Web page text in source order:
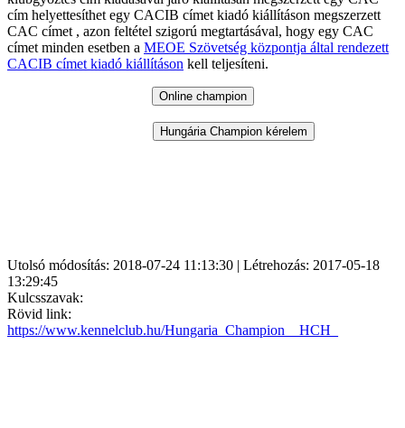
cím helyettesíthet egy CACIB címet kiadó kiállításon megszerzett
CAC címet , azon feltétel szigorú megtartásával, hogy egy CAC
címet minden esetben a MEOE Szövetség központja által rendezett
CACIB címet kiadó kiállításon kell teljesíteni.
Utolsó módosítás: 2018-07-24 11:13:30 | Létrehozás: 2017-05-18
13:29:45
Kulcsszavak:
Rövid link:
https://www.kennelclub.hu/Hungaria_Champion__HCH_